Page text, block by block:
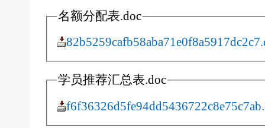
名额分配表.doc
学员推荐汇总表.doc